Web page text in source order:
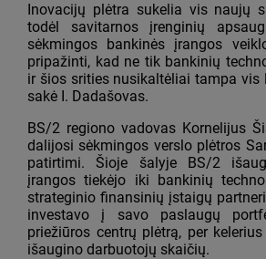
Inovacijų plėtra sukelia vis naujų
todėl savitarnos įrenginių
sėkmingos bankinės įrangos
pripažinti, kad ne tik bankinių
ir šios srities nusikaltėliai tampa vis
sakė I. Dadašovas.
BS/2 regiono vadovas Kornelijus
dalijosi sėkmingos verslo plėtros
patirtimi. Šioje šalyje BS/2
įrangos tiekėjo iki bankinių
strateginio finansinių įstaigų
investavo į savo paslaugų
priežiūros centrų plėtrą, per
išaugino darbuotojų skaičių.